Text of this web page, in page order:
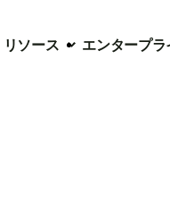
リソース エンタープラ